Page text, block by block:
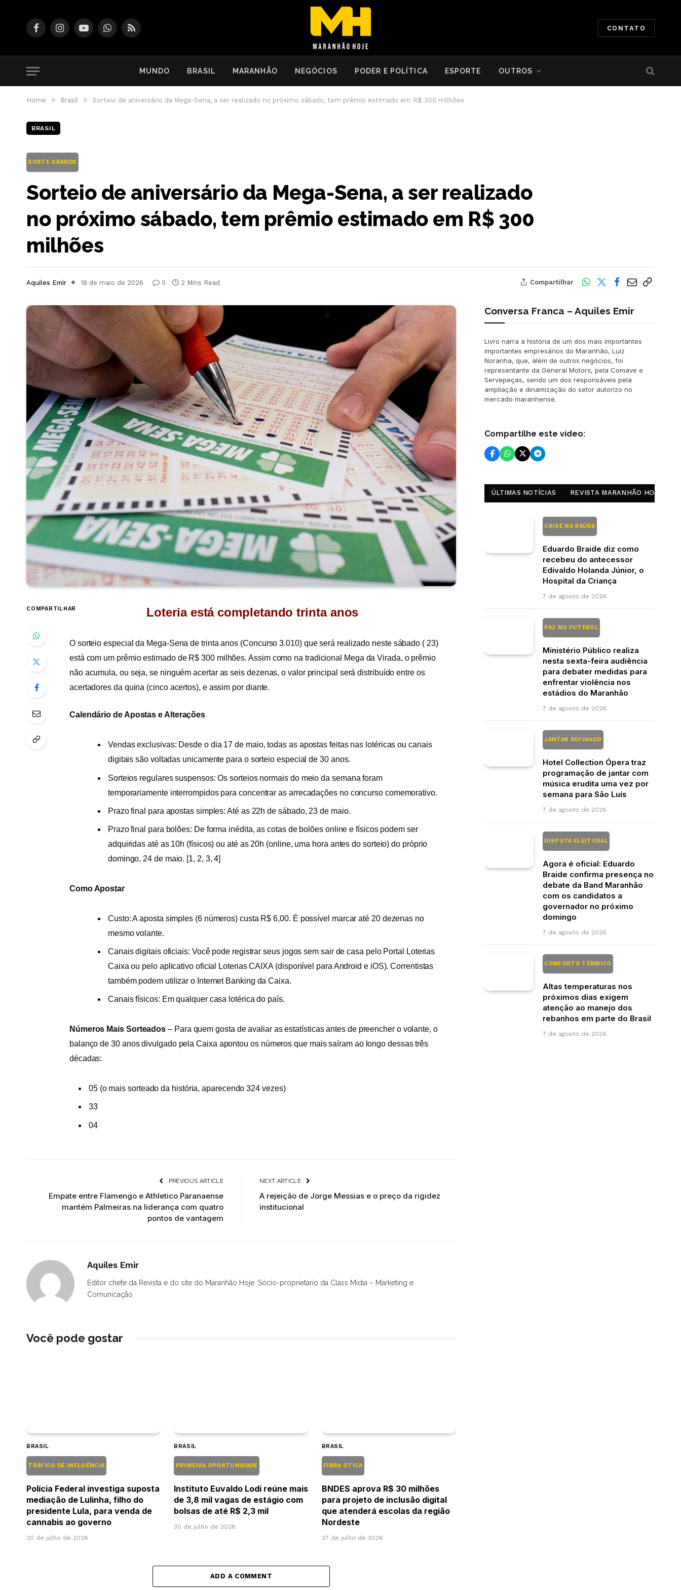
FacebookInstagramYouTubeWhatsApp
RSS
CONTATO
MUNDO BRASIL MARANHÃO NEGÓCIOS PODER E POLÍTICA ESPORTE OUTROS
Home » Brasil » Sorteio de aniversário da Mega-Sena, a ser realizado no próximo sábado, tem prêmio estimado em R$ 300 milhões
BRASIL
SORTE GRANDE
Sorteio de aniversário da Mega-Sena, a ser realizado
no próximo sábado, tem prêmio estimado em R$ 300
milhões
Aquiles Emir 18 de maio de 2026 0 2 Mins Read Compartilhar
COMPARTILHAR Loteria está completando trinta anos
O sorteio especial da Mega-Sena de trinta anos (Concurso 3.010) que será realizado neste sábado ( 23)
está com um prêmio estimado de R$ 300 milhões. Assim como na tradicional Mega da Virada, o prêmio
não acumula, ou seja, se ninguém acertar as seis dezenas, o valor principal será distribuído entre os
acertadores da quina (cinco acertos), e assim por diante.
Calendário de Apostas e Alterações
Vendas exclusivas: Desde o dia 17 de maio, todas as apostas feitas nas lotéricas ou canais
digitais são voltadas unicamente para o sorteio especial de 30 anos.
Sorteios regulares suspensos: Os sorteios normais do meio da semana foram
temporariamente interrompidos para concentrar as arrecadações no concurso comemorativo.
Prazo final para apostas simples: Até as 22h de sábado, 23 de maio.
Prazo final para bolões: De forma inédita, as cotas de bolões online e físicos podem ser
adquiridas até as 10h (físicos) ou até as 20h (online, uma hora antes do sorteio) do próprio
domingo, 24 de maio. [1, 2, 3,4]
Como Apostar
Custo: A aposta simples (6 números) custa R$ 6,00. É possível marcar até 20 dezenas no
mesmo volante.
Canais digitais oficiais: Você pode registrar seus jogos sem sair de casa pelo Portal Loterias
Caixa ou pelo aplicativo oficial Loterias CAIXA (disponível para Android e iOS). Correntistas
também podem utilizar o Internet Banking da Caixa.
Canais físicos: Em qualquer casa lotérica do país.
Números Mais Sorteados – Para quem gosta de avaliar as estatísticas antes de preencher o volante, o
balanço de 30 anos divulgado pela Caixa apontou os números que mais saíram ao longo dessas três
décadas:
05 (o mais sorteado da história, aparecendo 324 vezes)
33
04
PREVIOUS ARTICLE
Empate entre Flamengo e Athletico Paranaense
mantém Palmeiras na liderança com quatro
pontos de vantagem
NEXT ARTICLE
A rejeição de Jorge Messias e o preço da rigidez
institucional
Aquiles Emir
Editor chefe da Revista e do site do Maranhão Hoje. Sócio-proprietário da Class Mídia – Marketing e
Comunicação
Você pode gostar
BRASIL
TRÁFICO DE INFLUÊNCIA
Polícia Federal investiga suposta
mediação de Lulinha, filho do
presidente Lula, para venda de
cannabis ao governo
30 de julho de 2026
BRASIL
PRIMEIRA OPORTUNIDADE
Instituto Euvaldo Lodi reúne mais
de 3,8 mil vagas de estágio com
bolsas de até R$ 2,3 mil
30 de julho de 2026
BRASIL
FIBRA ÓTICA
BNDES aprova R$ 30 milhões
para projeto de inclusão digital
que atenderá escolas da região
Nordeste
27 de julho de 2026
ADD A COMMENT
Conversa Franca – Aquiles Emir
Livro narra a história de um dos mais importantes
importantes empresários do Maranhão, Luiz
Noranha, que, além de outros negócios, foi
representante da General Motors, pela Comave e
Servepeças, sendo um dos responsáveis pela
ampliação e dinamização do setor autorizo no
mercado maranhense.
Compartilhe este vídeo:
ÚLTIMAS NOTÍCIAS REVISTA MARANHÃO HOJE
CRISE NA SAÚDE
Eduardo Braide diz como
recebeu do antecessor
Edivaldo Holanda Júnior, o
Hospital da Criança
7 de agosto de 2026
PAZ NO FUTEBOL
Ministério Público realiza
nesta sexta-feira audiência
para debater medidas para
enfrentar violência nos
estádios do Maranhão
7 de agosto de 2026
JANTAR REFINADO
Hotel Collection Ópera traz
programação de jantar com
música erudita uma vez por
semana para São Luís
7 de agosto de 2026
DISPUTA ELEITORAL
Agora é oficial: Eduardo
Braide confirma presença no
debate da Band Maranhão
com os candidatos a
governador no próximo
domingo
7 de agosto de 2026
CONFORTO TÉRMICO
Altas temperaturas nos
próximos dias exigem
atenção ao manejo dos
rebanhos em parte do Brasil
7 de agosto de 2026